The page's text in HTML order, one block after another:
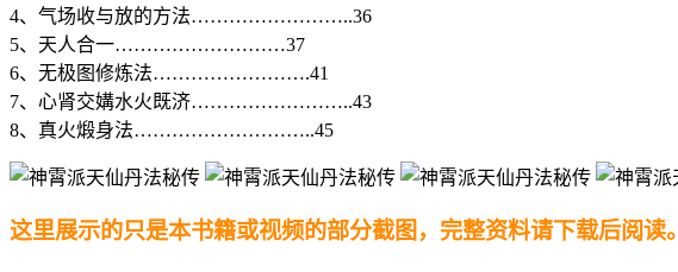
4、气场收与放的方法……………………..36
5、天人合一………………………37
6、无极图修炼法…………………….41
7、心肾交媾水火既济……………………..43
8、真火煅身法………………………..45
这里展示的只是本书籍或视频的部分截图，完整资料请下载后阅读。